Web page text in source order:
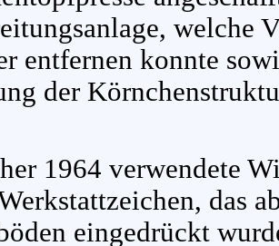
welche
entfernen konnte
der
1964 verwendete
das
eingedrückt